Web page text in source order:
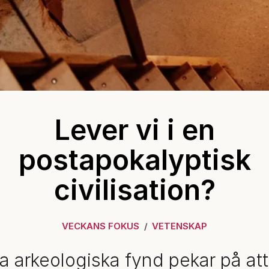
Lever vi i en
postapokalyptisk
civilisation?
VECKANS FOKUS VETENSKAP
arkeologiska fynd pekar på